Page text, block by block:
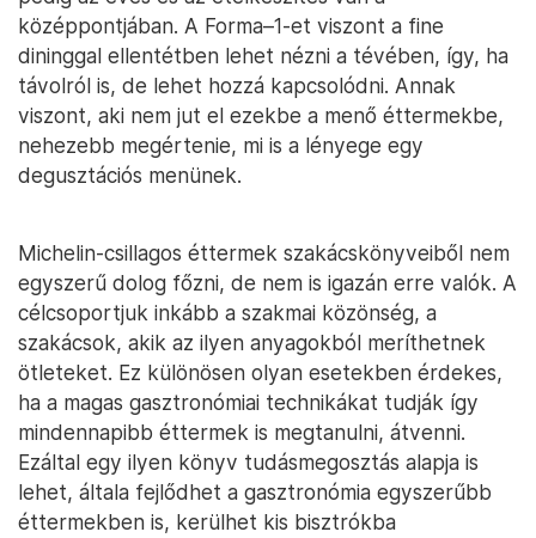
középpontjában. A Forma–1-et viszont a fine
dininggal ellentétben lehet nézni a tévében, így, ha
távolról is, de lehet hozzá kapcsolódni. Annak
viszont, aki nem jut el ezekbe a menő éttermekbe,
nehezebb megértenie, mi is a lényege egy
degusztációs menünek.
Michelin-csillagos éttermek szakácskönyveiből nem
egyszerű dolog főzni, de nem is igazán erre valók. A
célcsoportjuk inkább a szakmai közönség, a
szakácsok, akik az ilyen anyagokból meríthetnek
ötleteket. Ez különösen olyan esetekben érdekes,
ha a magas gasztronómiai technikákat tudják így
mindennapibb éttermek is megtanulni, átvenni.
Ezáltal egy ilyen könyv tudásmegosztás alapja is
lehet, általa fejlődhet a gasztronómia egyszerűbb
éttermekben is, kerülhet kis bisztrókba